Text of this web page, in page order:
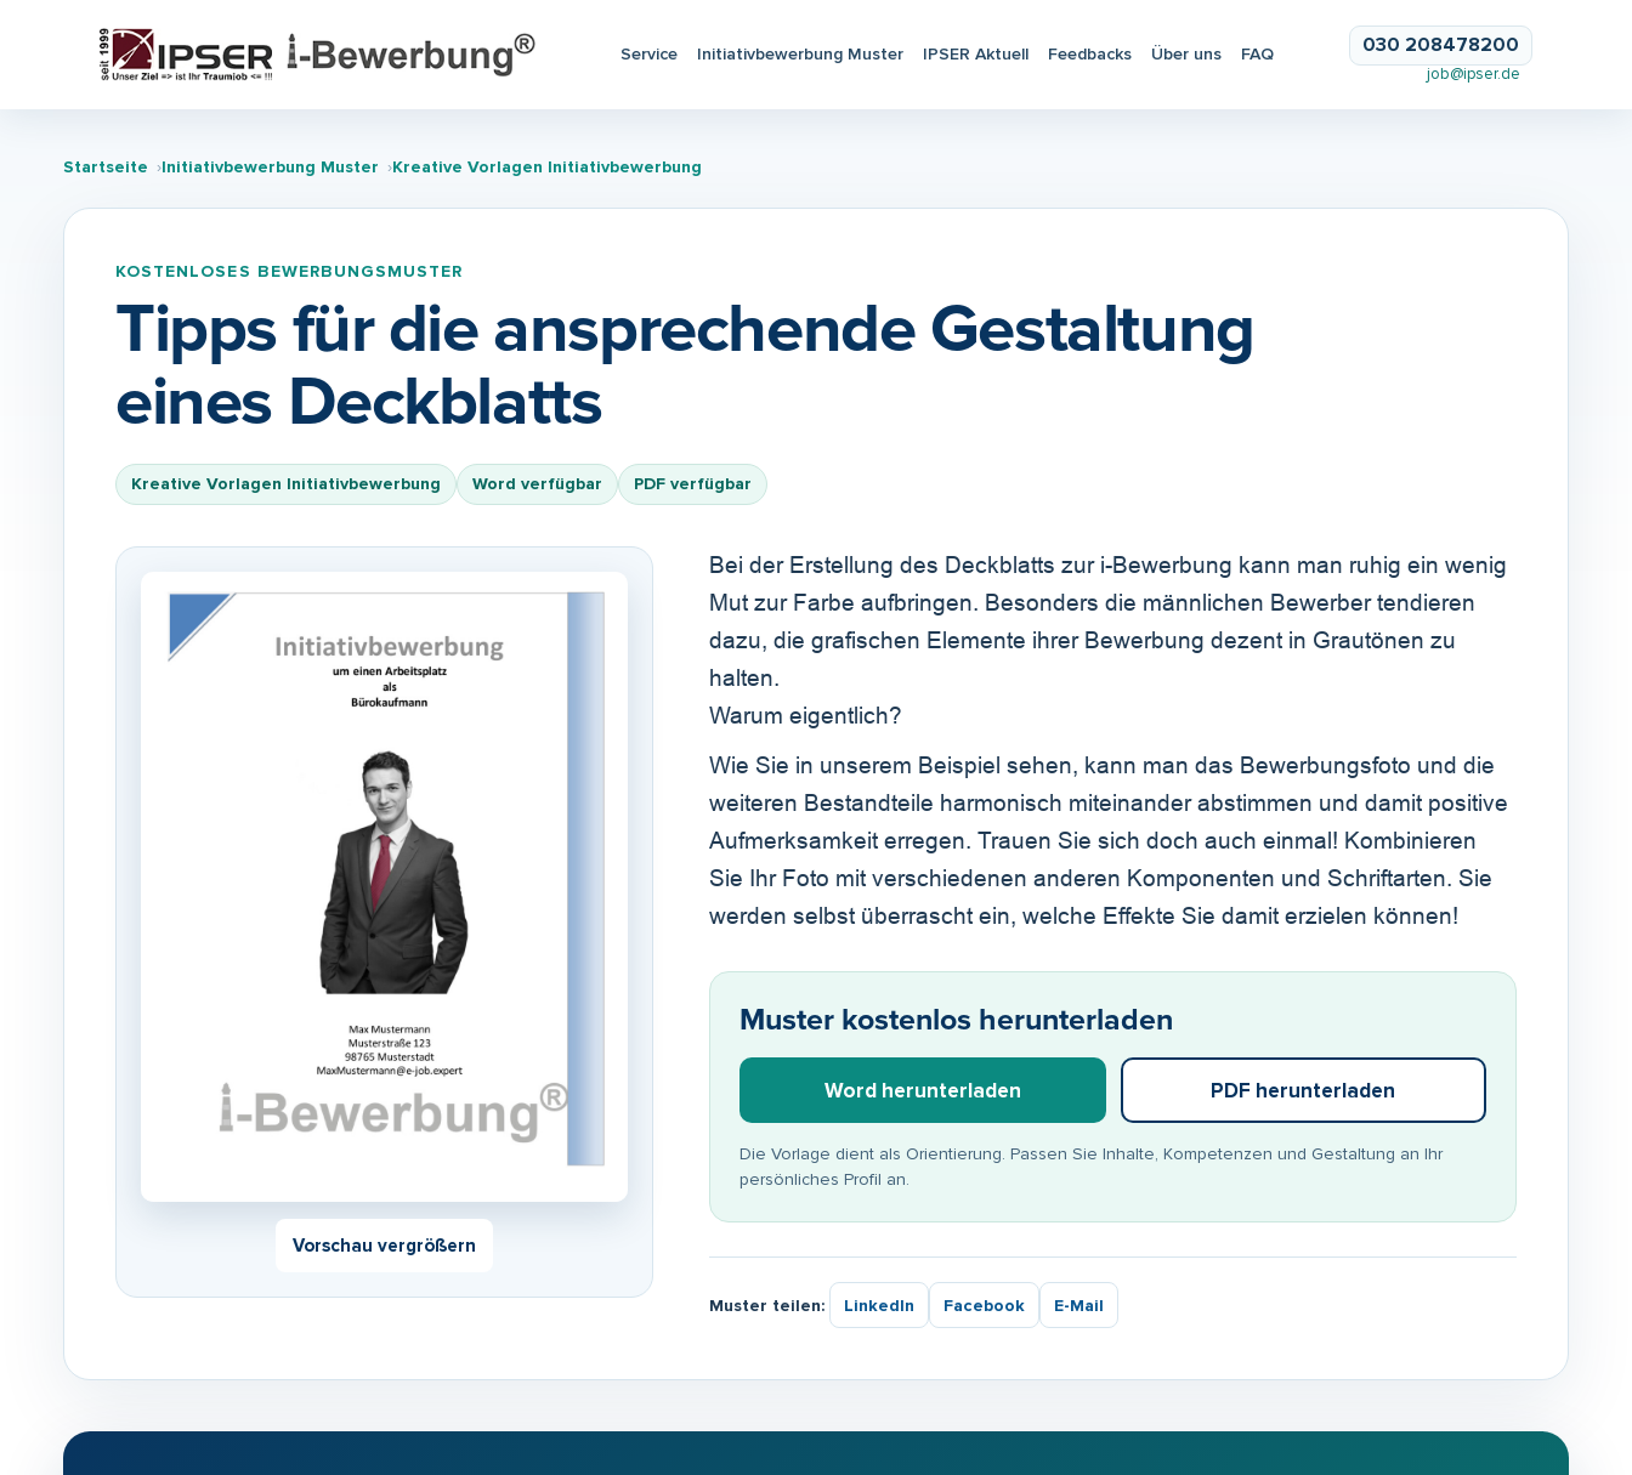
030 208478200
job@ipser.de
Service Initiativbewerbung Muster IPSER Aktuell Feedbacks Über uns FAQ
Startseite Initiativbewerbung Muster Kreative Vorlagen Initiativbewerbung
KOSTENLOSES BEWERBUNGSMUSTER
Tipps für die ansprechende Gestaltung
eines Deckblatts
Kreative Vorlagen Initiativbewerbung Word verfügbar PDF verfügbar
Vorschau vergrößern
Bei der Erstellung des Deckblatts zur i-Bewerbung kann man ruhig ein wenig
Mut zur Farbe aufbringen. Besonders die männlichen Bewerber tendieren
dazu, die grafischen Elemente ihrer Bewerbung dezent in Grautönen zu
halten.
Warum eigentlich?
Wie Sie in unserem Beispiel sehen, kann man das Bewerbungsfoto und die
weiteren Bestandteile harmonisch miteinander abstimmen und damit positive
Aufmerksamkeit erregen. Trauen Sie sich doch auch einmal! Kombinieren
Sie Ihr Foto mit verschiedenen anderen Komponenten und Schriftarten. Sie
werden selbst überrascht ein, welche Effekte Sie damit erzielen können!
Muster kostenlos herunterladen
Word herunterladen PDF herunterladen
Die Vorlage dient als Orientierung. Passen Sie Inhalte, Kompetenzen und Gestaltung an Ihr
persönliches Profil an.
Muster teilen: LinkedIn Facebook E-Mail